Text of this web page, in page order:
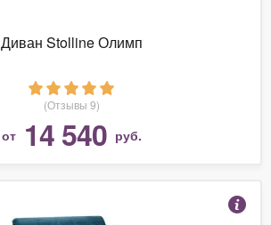
Диван Stolline Олимп
(Отзывы 9)
от 14 540 руб.